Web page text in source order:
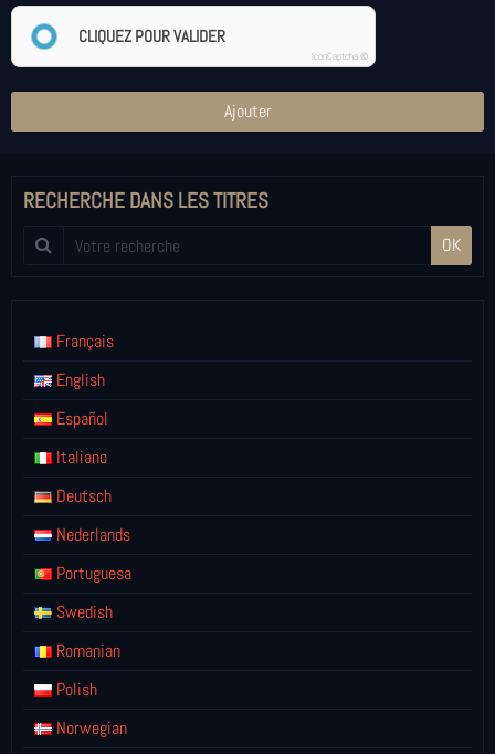
CLIQUEZ POUR VALIDER
IconCaptcha ©
Ajouter
RECHERCHE DANS LES TITRES
OK
Français
English
Español
Italiano
Deutsch
Nederlands
Portuguesa
Swedish
Romanian
Polish
Norwegian